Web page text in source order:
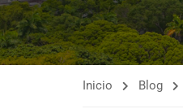
Inicio Blog